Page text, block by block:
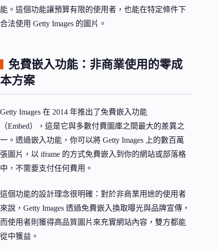
能。這個功能讓預算有限的使用者，也能在特定條件下
合法使用 Getty Images 的圖片。
免費嵌入功能：非商業使用的零成
本方案
Getty Images 在 2014 年推出了免費嵌入功能
（Embed），這是它與多數付費圖庫之間最大的差異之
一。透過嵌入功能，你可以將 Getty Images 上的數百萬
張圖片，以 iframe 的方式免費嵌入到你的網站或部落格
中，不需要支付任何費用。
這個功能的設計理念很明確：對於非商業用途的使用者
來說，Getty Images 透過免費嵌入換取曝光與品牌宣傳，
而使用者則獲得高品質圖片來充實網站內容，雙方都能
從中獲益。